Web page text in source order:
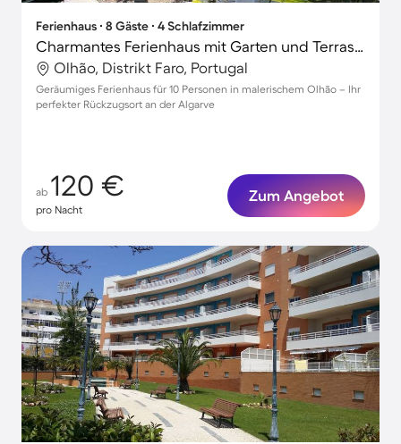
Ferienhaus ∙ 8 Gäste ∙ 4 Schlafzimmer
Charmantes Ferienhaus mit Garten und Terrasse | Hunde erlaubt
Olhão, Distrikt Faro, Portugal
Geräumiges Ferienhaus für 10 Personen in malerischem Olhão – Ihr
perfekter Rückzugsort an der Algarve
ab 120 €
pro Nacht
Zum Angebot